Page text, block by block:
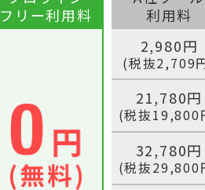
フリー利用料
利用料
2,980円
(税抜2,709
21,780円
(税抜19,800
32,780円
(税抜29,800